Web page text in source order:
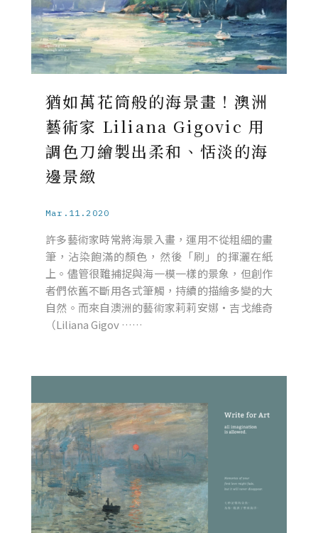
猶如萬花筒般的海景畫！澳洲
藝術家 Liliana Gigovic 用
調色刀繪製出柔和、恬淡的海
邊景緻
Mar.11.2020
許多藝術家時常將海景入畫，運用不從粗細的畫
筆，沾染飽滿的顏色，然後「刷」的揮灑在紙
上。儘管很難捕捉與海一模一樣的景象，但創作
者們依舊不斷用各式筆觸，持續的描繪多變的大
自然。而來自澳洲的藝術家莉莉安娜・吉戈維奇
（Liliana Gigov ……